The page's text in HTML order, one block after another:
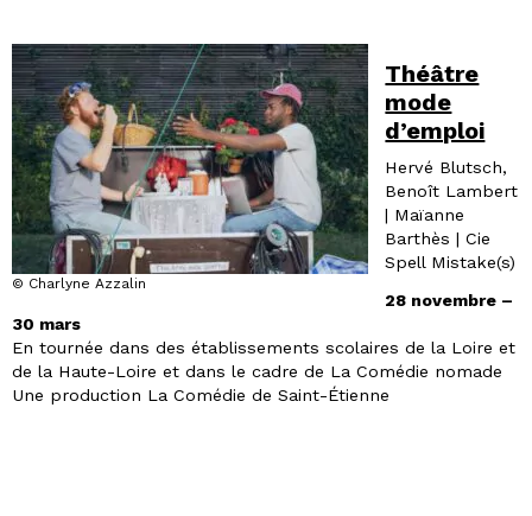
© Charlyne Azzalin
Théâtre
mode
d’emploi
Hervé Blutsch,
Benoît Lambert
| Maïanne
Barthès | Cie
Spell Mistake(s)
28 novembre –
30 mars
En tournée dans des établissements scolaires de la Loire et
de la Haute-Loire et dans le cadre de La Comédie nomade
Une production La Comédie de Saint-Étienne